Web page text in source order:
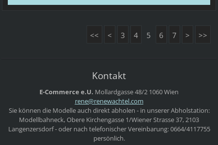
<< < 3 4 5 6 7 > >>
Kontakt
E-Commerce e.U. Mollardgasse 48/2 1060 Wien
rene@renewachtel.com
Sie können die Modelle auch direkt abholen - in unserer Abholstation:
Modellbahneck, Obere Kirchengasse 1/Wiener Strasse 37, 2103
Langenzersdorf - oder nach telefonischer Vereinbarung: 0664/4117755
persönlich.